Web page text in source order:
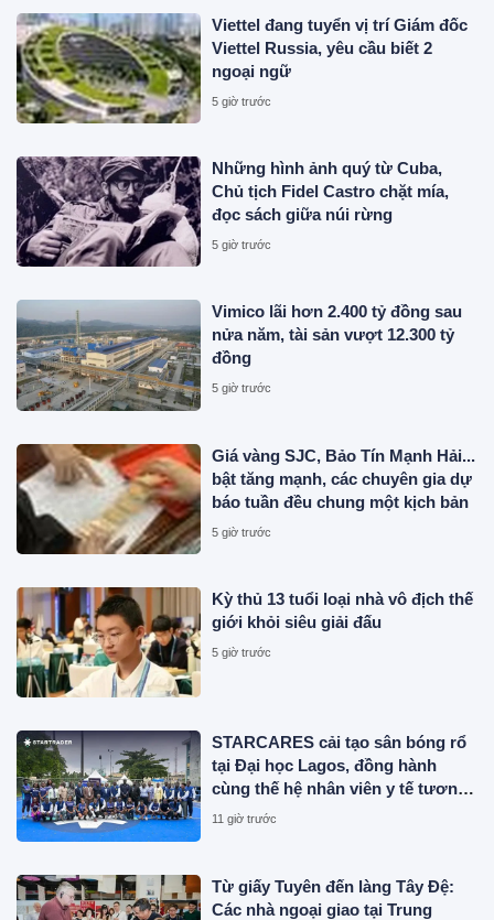
Viettel đang tuyển vị trí Giám đốc
Viettel Russia, yêu cầu biết 2
ngoại ngữ
5 giờ trước
Những hình ảnh quý từ Cuba,
Chủ tịch Fidel Castro chặt mía,
đọc sách giữa núi rừng
5 giờ trước
Vimico lãi hơn 2.400 tỷ đồng sau
nửa năm, tài sản vượt 12.300 tỷ
đồng
5 giờ trước
Giá vàng SJC, Bảo Tín Mạnh Hải...
bật tăng mạnh, các chuyên gia dự
báo tuần đều chung một kịch bản
5 giờ trước
Kỳ thủ 13 tuổi loại nhà vô địch thế
giới khỏi siêu giải đấu
5 giờ trước
STARCARES cải tạo sân bóng rổ
tại Đại học Lagos, đồng hành
cùng thế hệ nhân viên y tế tương
lai
11 giờ trước
Từ giấy Tuyên đến làng Tây Đệ:
Các nhà ngoại giao tại Trung